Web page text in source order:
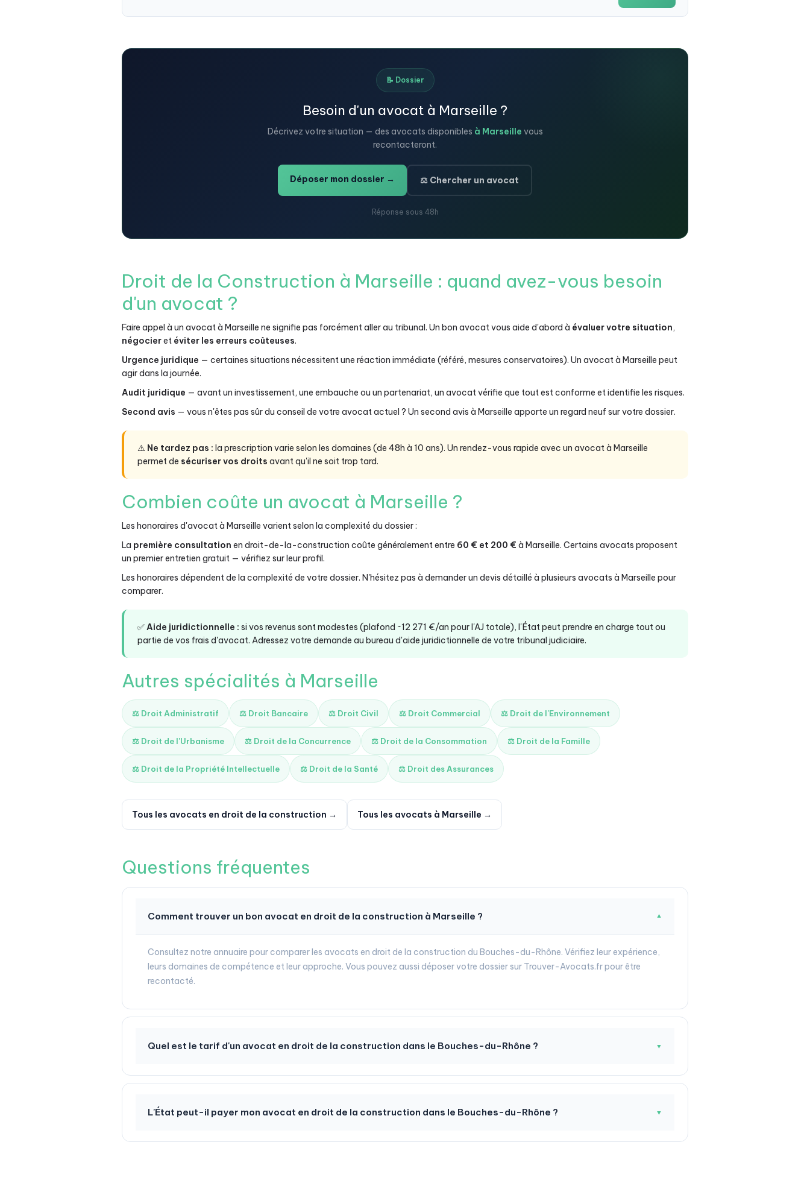
📝 Dossier
Besoin d'un avocat à Marseille ?
Décrivez votre situation — des avocats disponibles à Marseille vous
recontacteront.
Déposer mon dossier → ⚖️ Chercher un avocat
Réponse sous 48h
Droit de la Construction à Marseille : quand avez-vous besoin
d'un avocat ?
Faire appel à un avocat à Marseille ne signifie pas forcément aller au tribunal. Un bon avocat vous aide d'abord à évaluer votre situation,
négocieret éviter les erreurs coûteuses.
Urgence juridique — certaines situations nécessitent une réaction immédiate (référé, mesures conservatoires). Un avocat à Marseille peut
agir dans la journée.
Audit juridique — avant un investissement, une embauche ou un partenariat, un avocat vérifie que tout est conforme et identifie les risques.
Second avis — vous n'êtes pas sûr du conseil de votre avocat actuel ? Un second avis à Marseille apporte un regard neuf sur votre dossier.
⚠️ Ne tardez pas : la prescription varie selon les domaines (de 48h à 10 ans). Un rendez-vous rapide avec un avocat à Marseille
permet de sécuriser vos droits avant qu'il ne soit trop tard.
Combien coûte un avocat à Marseille ?
Les honoraires d'avocat à Marseille varient selon la complexité du dossier :
La première consultation en droit-de-la-construction coûte généralement entre 60 € et 200 € à Marseille. Certains avocats proposent
un premier entretien gratuit — vérifiez sur leur profil.
Les honoraires dépendent de la complexité de votre dossier. N'hésitez pas à demander un devis détaillé à plusieurs avocats à Marseille pour
comparer.
✅Aide juridictionnelle : si vos revenus sont modestes (plafond ~12 271 €/an pour l'AJ totale), l'État peut prendre en charge tout ou
partie de vos frais d'avocat. Adressez votre demande au bureau d'aide juridictionnelle de votre tribunal judiciaire.
Autres spécialités à Marseille
⚖️ Droit Administratif ⚖️ Droit Bancaire ⚖️ Droit Civil ⚖️ Droit Commercial ⚖️ Droit de l'Environnement
⚖️ Droit de l'Urbanisme ⚖️ Droit de la Concurrence ⚖️ Droit de la Consommation ⚖️ Droit de la Famille
⚖️ Droit de la Propriété Intellectuelle ⚖️ Droit de la Santé ⚖️ Droit des Assurances
Tous les avocats en droit de la construction → Tous les avocats à Marseille →
Questions fréquentes
Comment trouver un bon avocat en droit de la construction à Marseille ? ▼
Consultez notre annuaire pour comparer les avocats en droit de la construction du Bouches-du-Rhône. Vérifiez leur expérience,
leurs domaines de compétence et leur approche. Vous pouvez aussi déposer votre dossier sur Trouver-Avocats.fr pour être
recontacté.
Quel est le tarif d'un avocat en droit de la construction dans le Bouches-du-Rhône ? ▼
L'État peut-il payer mon avocat en droit de la construction dans le Bouches-du-Rhône ? ▼